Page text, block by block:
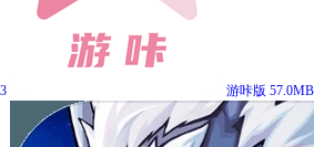
3 游咔版 57.0MB